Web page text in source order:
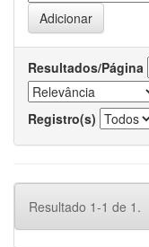
Resultados/Página
Registro(s)
Resultado 1-1 de 1.